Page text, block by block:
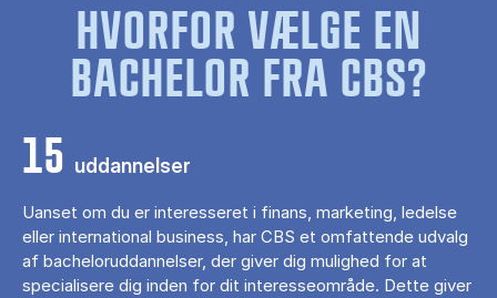
HVORFOR VÆLGE EN
BACHELOR FRA CBS?
15 uddannelser
Uanset om du er interesseret i finans, marketing, ledelse
eller international business, har CBS et omfattende udvalg
af bacheloruddannelser, der giver dig mulighed for at
specialisere dig inden for dit interesseområde. Dette giver